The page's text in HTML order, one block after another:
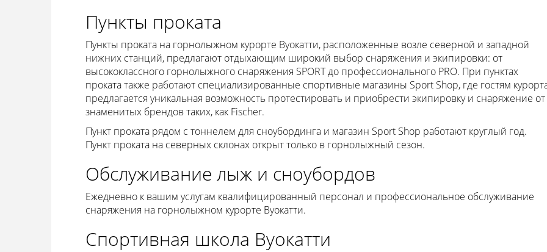
Пункты проката
Пункты проката на горнолыжном курорте Вуокатти, расположенные возле северной и западной
нижних станций, предлагают отдыхающим широкий выбор снаряжения и экипировки: от
высококлассного горнолыжного снаряжения SPORT до профессионального PRO. При пунктах
проката также работают специализированные спортивные магазины Sport Shop, где гостям
предлагается уникальная возможность протестировать и приобрести экипировку и снаряжение от
знаменитых брендов таких, как Fischer.
Пункт проката рядом с тоннелем для сноубординга и магазин Sport Shop работают круглый год.
Пункт проката на северных склонах открыт только в горнолыжный сезон.
Обслуживание лыж и сноубордов
Ежедневно к вашим услугам квалифицированный персонал и профессиональное обслуживание
снаряжения на горнолыжном курорте Вуокатти.
Спортивная школа Вуокатти